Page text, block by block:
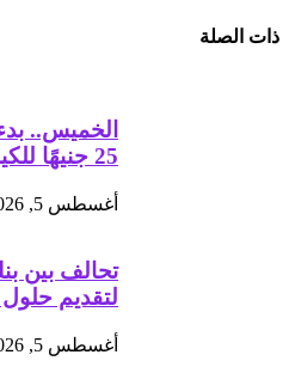
ذات الصلة
الخميس..
25 جنيهًا للكيلو
أغسطس 5, 2026
لتقديم حلول
أغسطس 5, 2026